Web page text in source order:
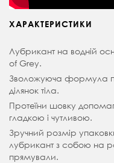
ХАРАКТЕРИСТИКИ
Лубрикант на водній
of Grey.
Зволожуюча формула
ділянок тіла.
Протеїни шовку
гладкою і чутливою.
Зручний розмір
лубрикант з собою на
прямували.